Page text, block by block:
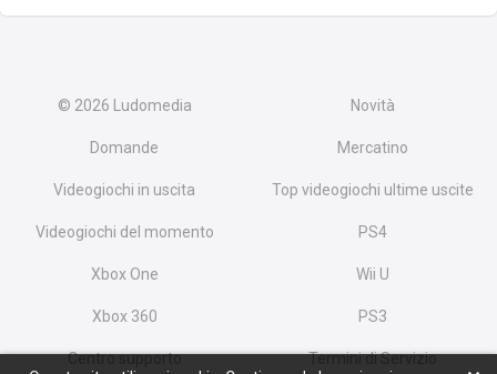
© 2026 Ludomedia Novità
Domande Mercatino
Videogiochi in uscita Top videogiochi ultime uscite
Videogiochi del momento PS4
Xbox One Wii U
Xbox 360 PS3
Centro supporto
Termini di Servizio